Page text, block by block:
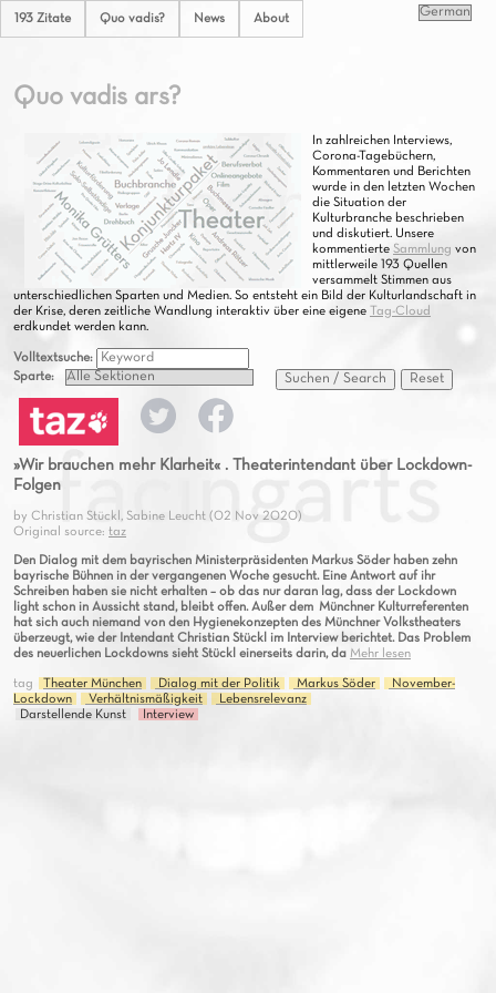
193 Zitate Quo vadis? News About
Quo vadis ars?
In zahlreichen Interviews,
Corona-Tagebüchern,
Kommentaren und Berichten
wurde in den letzten Wochen
die Situation der
Kulturbranche beschrieben
und diskutiert. Unsere
kommentierte Sammlung von
mittlerweile 193 Quellen
versammelt Stimmen aus
unterschiedlichen Sparten und Medien. So entsteht ein Bild der Kulturlandschaft in
der Krise, deren zeitliche Wandlung interaktiv über eine eigene Tag-Cloud
erdkundet werden kann.
Volltextsuche:
Sparte:
Suchen / Search Reset
»Wir brauchen mehr Klarheit« . Theaterintendant über Lockdown-
Folgen
by Christian Stückl, Sabine Leucht (02 Nov 2020)
Original source: taz
Den Dialog mit dem bayrischen Ministerpräsidenten Markus Söder haben zehn
bayrische Bühnen in der vergangenen Woche gesucht. Eine Antwort auf ihr
Schreiben haben sie nicht erhalten – ob das nur daran lag, dass der Lockdown
light schon in Aussicht stand, bleibt offen. Außer dem Münchner Kulturreferenten
hat sich auch niemand von den Hygienekonzepten des Münchner Volkstheaters
überzeugt, wie der Intendant Christian Stückl im Interview berichtet. Das Problem
des neuerlichen Lockdowns sieht Stückl einerseits darin, da Mehr lesen
tag Theater München Dialog mit der Politik Markus Söder
November-
Lockdown
Verhältnismäßigkeit
Lebensrelevanz
Darstellende Kunst
Interview